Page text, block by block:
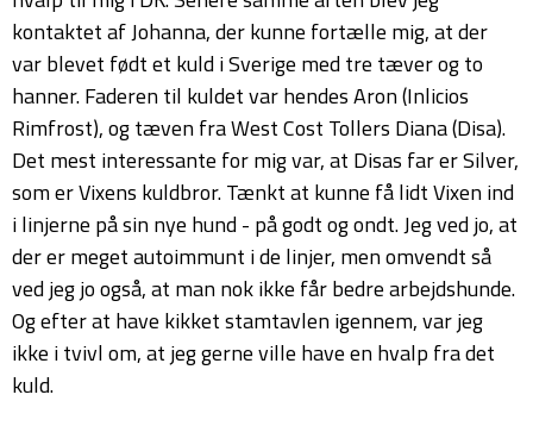
kontaktet af Johanna, der kunne fortælle mig, at der
var blevet født et kuld i Sverige med tre tæver og to
hanner. Faderen til kuldet var hendes Aron (Inlicios
Rimfrost), og tæven fra West Cost Tollers Diana (Disa).
Det mest interessante for mig var, at Disas far er Silver,
som er Vixens kuldbror. Tænkt at kunne få lidt Vixen ind
i linjerne på sin nye hund - på godt og ondt. Jeg ved jo, at
der er meget autoimmunt i de linjer, men omvendt så
ved jeg jo også, at man nok ikke får bedre arbejdshunde.
Og efter at have kikket stamtavlen igennem, var jeg
ikke i tvivl om, at jeg gerne ville have en hvalp fra det
kuld.